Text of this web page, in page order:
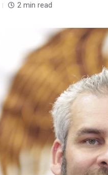
2 min read